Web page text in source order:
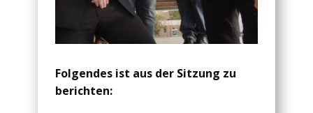
Folgendes ist aus der Sitzung zu
berichten: